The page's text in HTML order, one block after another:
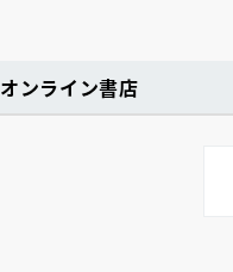
オンライン書店